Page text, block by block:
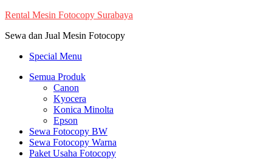
Skip
content
Rental Mesin Fotocopy Surabaya
Sewa dan Jual Mesin Fotocopy
Special Menu
Semua Produk
Canon
Kyocera
Konica Minolta
Epson
Sewa Fotocopy BW
Sewa Fotocopy Warna
Paket Usaha Fotocopy